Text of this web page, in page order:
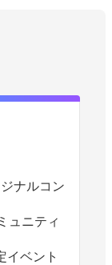
ナルコン
ュニティ
イベント